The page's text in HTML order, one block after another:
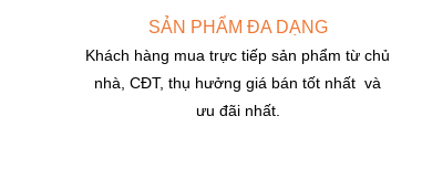
SẢN PHẨM ĐA DẠNG
Khách hàng mua trực tiếp sản phẩm từ chủ
nhà, CĐT, thụ hưởng giá bán tốt nhất và
ưu đãi nhất.